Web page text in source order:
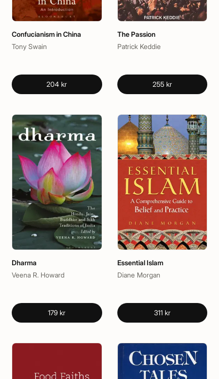
Confucianism in China
Tony Swain
204 kr
The Passion
Patrick Keddie
255 kr
Dharma
Veena R. Howard
179 kr
Essential Islam
Diane Morgan
311 kr